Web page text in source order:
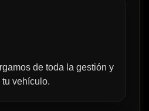
de toda la gestión y
tu vehículo.